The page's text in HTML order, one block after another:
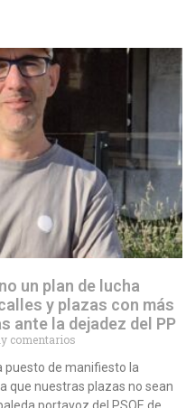
un plan de lucha
y plazas con más
ante la dejadez del PP
comentarios
puesto de manifiesto la
que nuestras plazas no sean